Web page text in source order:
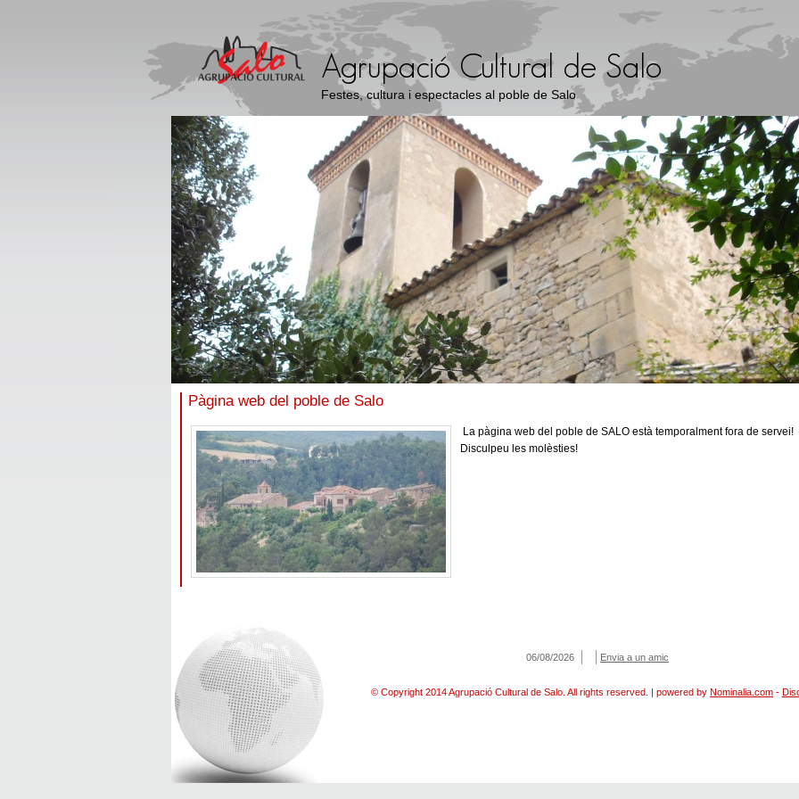
Festes, cultura i espectacles al poble de Salo
Pàgina web del poble de Salo
La pàgina web del poble de SALO està temporalment fora de servei!
Disculpeu les molèsties!
06/08/2026 Envia a un amic
© Copyright 2014 Agrupació Cultural de Salo. All rights reserved. | powered by Nominalia.com -